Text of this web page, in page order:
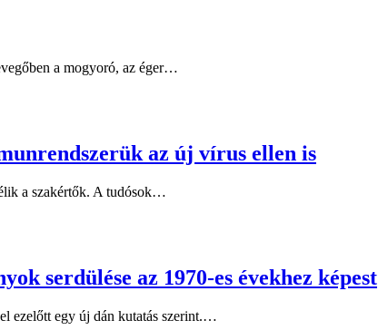
a mogyoró, az éger…
az új vírus ellen is
a szakértők. A tudósok…
serdülése az 1970-es évekhez képest
ezelőtt egy új dán kutatás szerint.…